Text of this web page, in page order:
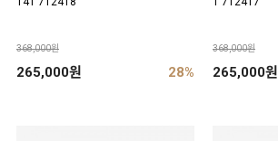
368,000원
265,000원 28%
368,000원
265,000원